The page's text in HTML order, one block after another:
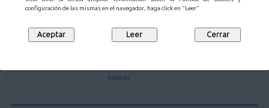
configuración de las mismas en el navegador, haga click en "Leer"
EXPEDIENTE REDENOMINACIÓN BOLERA CUBIERTA "EL PARQUE" DE
12/02/2025
Mostrar